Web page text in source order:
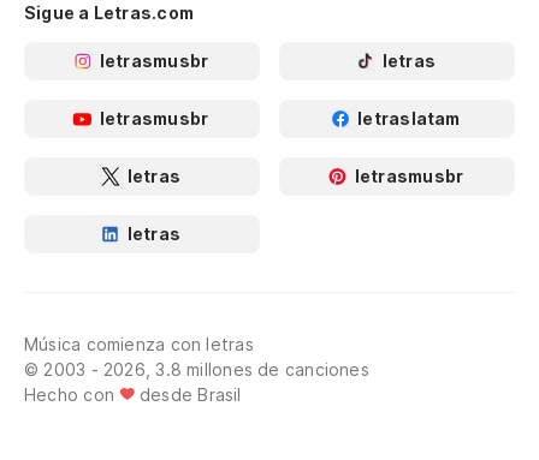
Sigue a Letras.com
letrasmusbr letras
letrasmusbr letraslatam
letras letrasmusbr
letras
Música comienza con letras
© 2003 - 2026, 3.8 millones de canciones
Hecho con
desde Brasil